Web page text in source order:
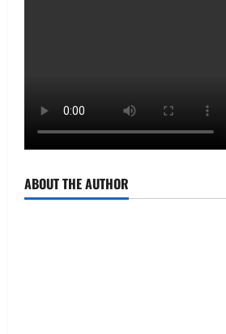
ABOUT THE AUTHOR